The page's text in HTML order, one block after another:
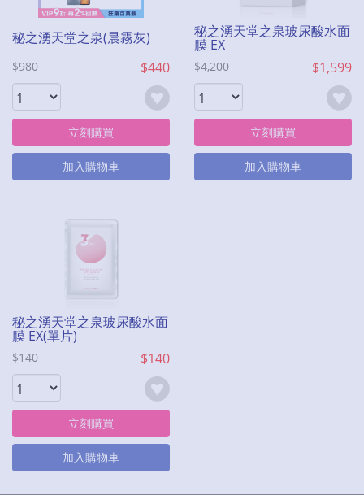
秘之湧天堂之泉(晨霧灰)
$980 $440
立刻購買
加入購物車
秘之湧天堂之泉玻尿酸水面
膜 EX
$4,200 $1,599
立刻購買
加入購物車
秘之湧天堂之泉玻尿酸水面
膜 EX(單片)
$140 $140
立刻購買
加入購物車